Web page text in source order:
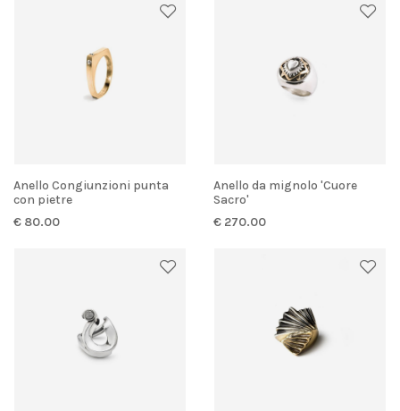
Anello Congiunzioni punta
con pietre
€ 80.00
Anello da mignolo 'Cuore
Sacro'
€ 270.00